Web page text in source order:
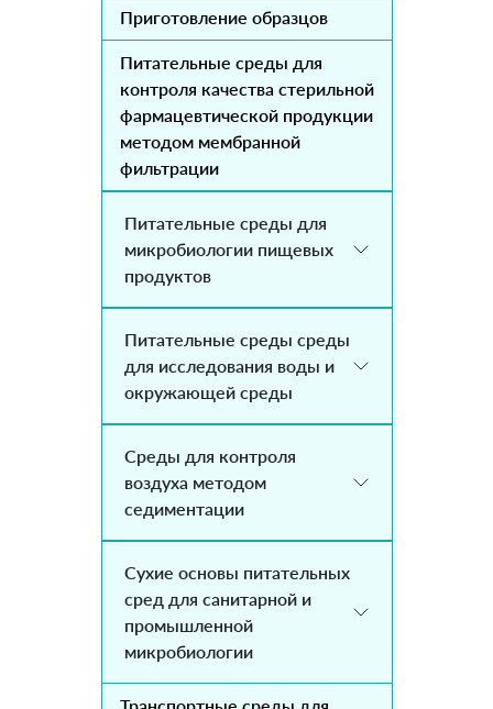
Приготовление образцов
Питательные среды для
контроля качества стерильной
фармацевтической продукции
методом мембранной
фильтрации
Питательные среды для
микробиологии пищевых
продуктов
Питательные среды среды
для исследования воды и
окружающей среды
Среды для контроля
воздуха методом
седиментации
Сухие основы питательных
сред для санитарной и
промышленной
микробиологии